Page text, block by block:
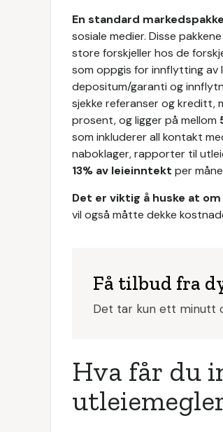
En standard markedspakke
sosiale medier. Disse
store forskjeller hos de
som oppgis for innflytting av
depositum/garanti og
sjekke referanser og kreditt,
prosent, og ligger på mellom
som inkluderer all kontakt
naboklager, rapporter til
13% av leieinntekt per
Det er viktig å huske at
vil også måtte dekke
Få tilbud fra
Det tar kun ett minutt
Hva får du